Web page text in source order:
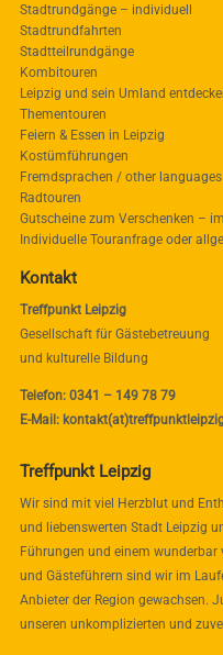
Stadtrundgänge – individuell
Stadtrundfahrten
Stadtteilrundgänge
Kombitouren
Leipzig und sein Umland
Thementouren
Feiern & Essen in Leipzig
Kostümführungen
Fremdsprachen / other languages
Radtouren
Gutscheine zum Verschenken –
Individuelle Touranfrage oder
Kontakt
Treffpunkt Leipzig
Gesellschaft für Gästebetreuung
und kulturelle Bildung
Telefon: 0341 – 149 78 79
E-Mail:
Treffpunkt Leipzig
Wir sind mit viel Herzblut und
und liebenswerten Stadt Leipzig
Führungen und einem
und Gästeführern sind wir im
Anbieter der Region gewachsen.
unseren unkomplizierten und